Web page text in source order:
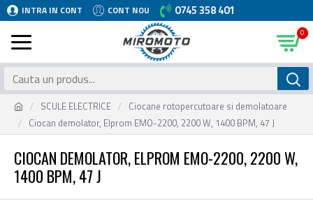
INTRA IN CONT CONT NOU 0745 358 401
0
SCULE ELECTRICE
Ciocane rotopercutoare si demolatoare
Ciocan demolator, Elprom EMO-2200, 2200 W, 1400 BPM, 47 J
CIOCAN DEMOLATOR, ELPROM EMO-2200, 2200 W,
1400 BPM, 47 J